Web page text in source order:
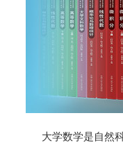
大学数学是自然